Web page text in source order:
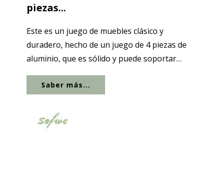
piezas...
Este es un juego de muebles clásico y
duradero, hecho de un juego de 4 piezas de
aluminio, que es sólido y puede soportar
Saber más...